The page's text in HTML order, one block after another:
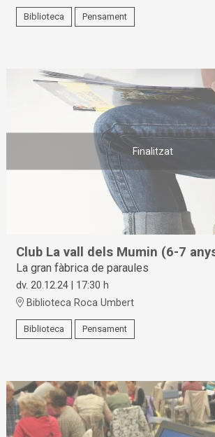
Biblioteca Pensament
Finalitzat
Club La vall dels Mumin (6-7
La gran fàbrica de paraules
dv. 20.12.24 | 17:30 h
Biblioteca Roca Umbert
Biblioteca Pensament